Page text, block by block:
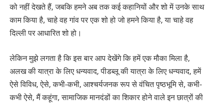
को नहीं देखते हैं, जबकि हमने अब तक कई कहानियों और शो में उनके साथ
काम किया है, चाहे वह गांव पर एक शो हो जो हमने किया है, या चाहे वह
दिल्ली पर आधारित शो हो।
लेकिन मुझे लगता है कि इस बार आप देखेंगे कि हमें एक मौका मिला है,
अलख की यात्रा के लिए धन्यवाद, पीडब्लू की यात्रा के लिए धन्यवाद, हमें
ऐसे विविध, ऐसे, कभी-कभी, आश्चर्यजनक रूप से वंचित पृष्ठभूमि से, कभी-
कभी ऐसे, मैं कहूंगा, सामाजिक मानदंडों का शिकार होने वाले इन छात्रों की